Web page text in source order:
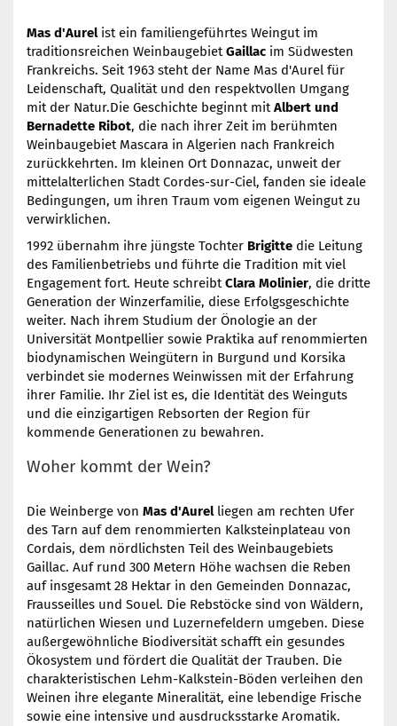
Mas d'Aurelist ein familiengeführtes Weingut im
traditionsreichen WeinbaugebietGaillac im Südwesten
Frankreichs. Seit 1963 steht der Name Mas d'Aurel für
Leidenschaft, Qualität und den respektvollen Umgang
mit der Natur.Die Geschichte beginnt mitAlbert und
Bernadette Ribot, die nach ihrer Zeit im berühmten
Weinbaugebiet Mascara in Algerien nach Frankreich
zurückkehrten. Im kleinen Ort Donnazac, unweit der
mittelalterlichen Stadt Cordes-sur-Ciel, fanden sie ideale
Bedingungen, um ihren Traum vom eigenen Weingut zu
verwirklichen.
1992 übernahm ihre jüngste Tochter Brigitte die Leitung
des Familienbetriebs und führte die Tradition mit viel
Engagement fort. Heute schreibtClara Molinier, die dritte
Generation der Winzerfamilie, diese Erfolgsgeschichte
weiter. Nach ihrem Studium der Önologie an der
Universität Montpellier sowie Praktika auf renommierten
biodynamischen Weingütern in Burgund und Korsika
verbindet sie modernes Weinwissen mit der Erfahrung
ihrer Familie. Ihr Ziel ist es, die Identität des Weinguts
und die einzigartigen Rebsorten der Region für
kommende Generationen zu bewahren.
Woher kommt der Wein?
Die Weinberge von Mas d'Aurelliegen am rechten Ufer
des Tarn auf dem renommierten Kalksteinplateau von
Cordais, dem nördlichsten Teil des Weinbaugebiets
Gaillac. Auf rund 300 Metern Höhe wachsen die Reben
auf insgesamt 28 Hektar in den Gemeinden Donnazac,
Frausseilles und Souel. Die Rebstöcke sind von Wäldern,
natürlichen Wiesen und Luzernefeldern umgeben. Diese
außergewöhnliche Biodiversität schafft ein gesundes
Ökosystem und fördert die Qualität der Trauben. Die
charakteristischen Lehm-Kalkstein-Böden verleihen den
Weinen ihre elegante Mineralität, eine lebendige Frische
sowie eine intensive und ausdrucksstarke Aromatik.